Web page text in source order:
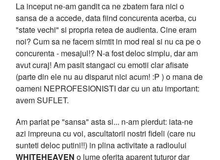
La inceput ne-am gandit ca ne zbatem fara nici o
sansa de a accede, data fiind concurenta acerba, cu
"state vechi" si propria retea de audienta. Cine eram
noi? Cum sa ne facem simtit in mod real si nu ca pe o
concurenta - mesajul!? N-a fost deloc simplu, dar am
avut curaj! Am pasit stangaci cu emotii clar afisate
(parte din ele nu au disparut nici acum! :P ) o mana de
oameni NEPROFESIONISTI dar cu un atu important:
avem SUFLET.
Am pariat pe "sansa" asta si... n-am pierdut: iata-ne
azi impreuna cu voi, ascultatorii nostri fideli (care nu
sunteti deloc putini!!) in plina activitate a radioului
WHITEHEAVEN o lume oferita aparent tuturor dar